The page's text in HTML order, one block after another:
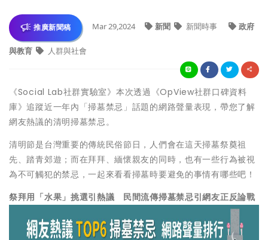
推廣新聞稿 Mar 29,2024 新聞 新聞時事 政府
與教育 人群與社會
《Social Lab社群實驗室》本次透過《OpView社群口碑資料
庫》追蹤近一年內「掃墓禁忌」話題的網路聲量表現，帶您了解
網友熱議的清明掃墓禁忌。
清明節是台灣重要的傳統民俗節日，人們會在這天掃墓祭奠祖
先、踏青郊遊；而在拜拜、緬懷親友的同時，也有一些行為被視
為不可觸犯的禁忌，一起來看看掃墓時要避免的事情有哪些吧！
祭拜用「水果」挑選引熱議 民間流傳掃墓禁忌引網友正反論戰